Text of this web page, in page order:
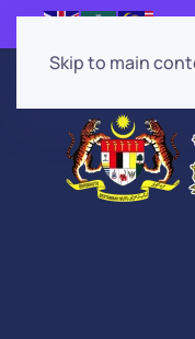
Skip to main